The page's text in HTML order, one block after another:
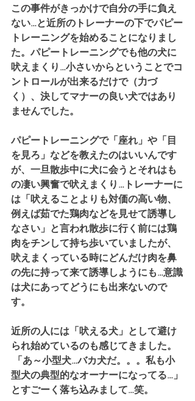
この事件がきっかけで自分の手に負え
ない…と近所のトレーナーの下でパピー
トレーニングを始めることになりまし
た。パピートレーニングでも他の犬に
吠えまくり…小さいからということでコ
ントロールが出来るだけで（力づ
く）、決してマナーの良い犬ではあり
ませんでした。
パピートレーニングで「座れ」や「目
を見ろ」などを教えたのはいいんです
が、一旦散歩中に犬に会うとそれはも
の凄い興奮で吠えまくり…トレーナーに
は「吠えることよりも対価の高い物、
例えば茹でた鶏肉などを見せて誘導し
なさい」と言われ散歩に行く前には鶏
肉をチンして持ち歩いていましたが、
吠えまくっている時にどんだけ肉を鼻
の先に持って来て誘導しようにも…意識
は犬にあってどうにも出来ないので
す。
近所の人には「吠える犬」として避け
られ始めているのも感じてきました。
型犬の典型的なオーナーになってる…」
とすごーく落ち込みまして…笑。